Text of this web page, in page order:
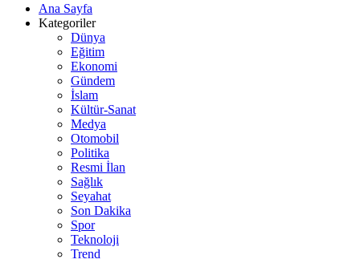
Ana Sayfa
Kategoriler
Dünya
Eğitim
Ekonomi
Gündem
İslam
Kültür-Sanat
Medya
Otomobil
Politika
Resmi İlan
Sağlık
Seyahat
Son Dakika
Spor
Teknoloji
Trend